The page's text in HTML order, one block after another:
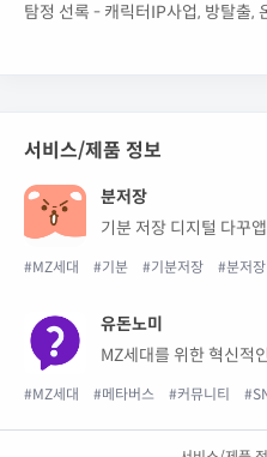
탐정 선록 - 캐릭터IP사업, 방탈출,
서비스/제품 정보
분저장
기분 저장 디지털 다꾸앱
#MZ세대 #기분 #기분저장 #분저장
유돈노미
MZ세대를 위한 혁신적
#MZ세대 #메타버스 #커뮤니티